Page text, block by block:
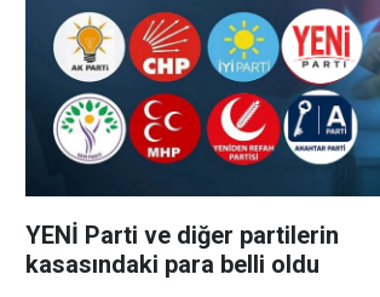
YENİ Parti ve diğer partilerin
kasasındaki para belli oldu